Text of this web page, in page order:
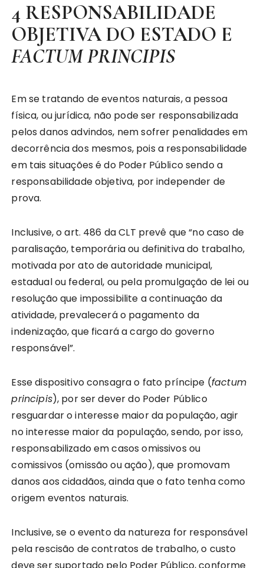
4 RESPONSABILIDADE
OBJETIVA DO ESTADO E
FACTUM PRINCIPIS
Em se tratando de eventos naturais, a pessoa
física, ou jurídica, não pode ser responsabilizada
pelos danos advindos, nem sofrer penalidades em
decorrência dos mesmos, pois a responsabilidade
em tais situações é do Poder Público sendo a
responsabilidade objetiva, por independer de
prova.
Inclusive, o art. 486 da CLT prevê que “no caso de
paralisação, temporária ou definitiva do trabalho,
motivada por ato de autoridade municipal,
estadual ou federal, ou pela promulgação de lei ou
resolução que impossibilite a continuação da
atividade, prevalecerá o pagamento da
indenização, que ficará a cargo do governo
responsável”.
Esse dispositivo consagra o fato príncipe (factum
principis), por ser dever do Poder Público
resguardar o interesse maior da população, agir
no interesse maior da população, sendo, por isso,
responsabilizado em casos omissivos ou
comissivos (omissão ou ação), que promovam
danos aos cidadãos, ainda que o fato tenha como
origem eventos naturais.
Inclusive, se o evento da natureza for responsável
pela rescisão de contratos de trabalho, o custo